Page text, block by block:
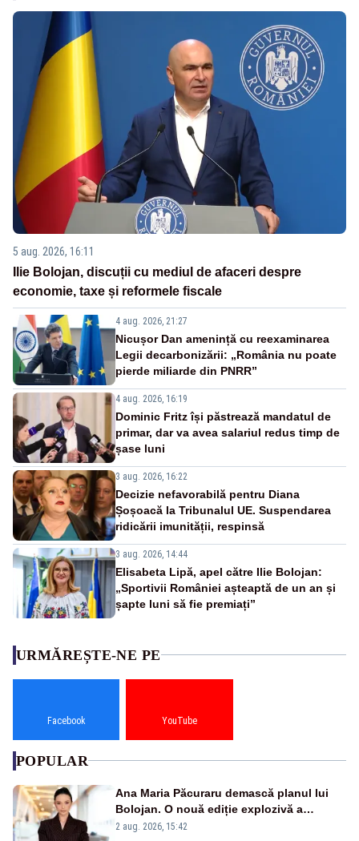
5 aug. 2026, 16:11
Ilie Bolojan, discuții cu mediul de afaceri despre
economie, taxe și reformele fiscale
4 aug. 2026, 21:27
Nicușor Dan amenință cu reexaminarea
Legii decarbonizării: „România nu poate
pierde miliarde din PNRR”
4 aug. 2026, 16:19
Dominic Fritz își păstrează mandatul de
primar, dar va avea salariul redus timp de
șase luni
3 aug. 2026, 16:22
Decizie nefavorabilă pentru Diana
Șoșoacă la Tribunalul UE. Suspendarea
ridicării imunității, respinsă
3 aug. 2026, 14:44
Elisabeta Lipă, apel către Ilie Bolojan:
„Sportivii României așteaptă de un an și
șapte luni să fie premiați”
URMĂREȘTE-NE PE
Facebook YouTube
POPULAR
Ana Maria Păcuraru demască planul lui
Bolojan. O nouă ediție explozivă a
emisiunii „Miza Zilei” la Realitatea PLUS
2 aug. 2026, 15:42